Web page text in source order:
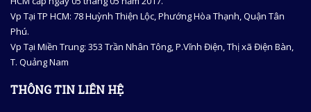
Vp Tại TP HCM: 78 Huỳnh Thiện Lộc, Phướng Hòa Thạnh, Quận Tân
Phú.
Vp Tại Miền Trung: 353 Trần Nhân Tông, P.Vĩnh Điện, Thị xã Điện Bàn,
T. Quảng Nam
THÔNG TIN LIÊN HỆ